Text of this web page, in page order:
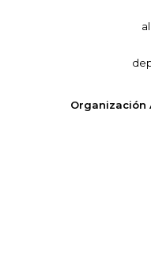
Organización